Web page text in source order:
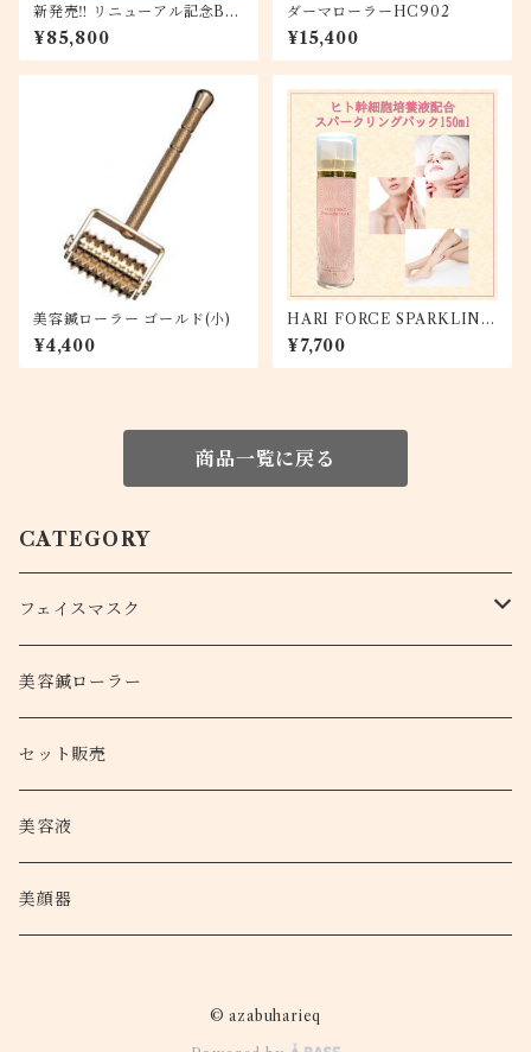
新発売‼ リニューアル記念BI
O HARI FORCE+6本セット
炭酸パックプレゼント
¥85,800
ダーマローラーHC902
¥15,400
美容鍼ローラー ゴールド(小)
¥4,400
HARI FORCE SPARKLING
PACK
¥7,700
商品一覧に戻る
CATEGORY
フェイスマスク
Bio Hari force
炭酸ハーブパック
HARI FORCE SPARKLING PACK
美容鍼ローラー
セット販売
美容液
美顔器
© azabuharieq